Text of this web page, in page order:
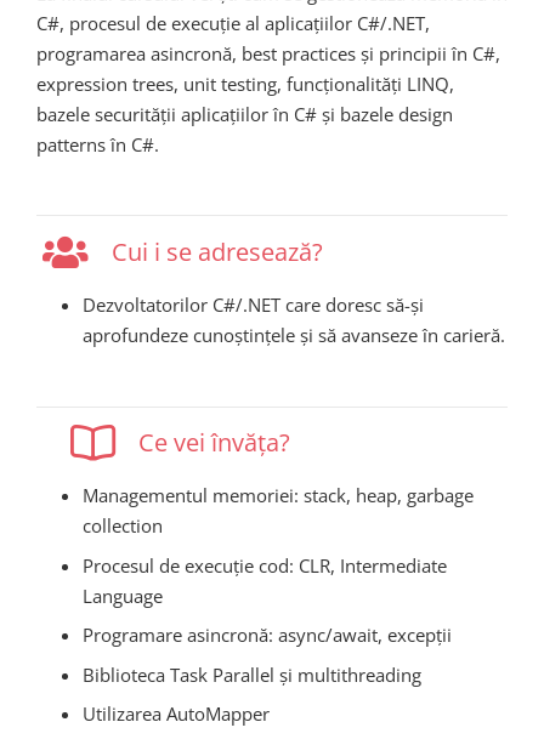
C#, procesul de execuție al aplicațiilor C#/.NET,
programarea asincronă, best practices și principii în C#,
expression trees, unit testing, funcționalități LINQ,
bazele securității aplicațiilor în C# și bazele design
patterns în C#.
Cui i se adresează?
Dezvoltatorilor C#/.NET care doresc să-și
aprofundeze cunoștințele și să avanseze în carieră.
Ce vei învăța?
Managementul memoriei: stack, heap, garbage
collection
Procesul de execuție cod: CLR, Intermediate
Language
Programare asincronă: async/await, excepții
Biblioteca Task Parallel și multithreading
Utilizarea AutoMapper